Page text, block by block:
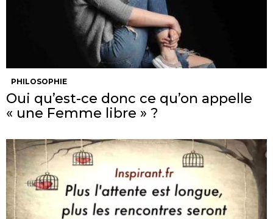
PHILOSOPHIE
Oui qu’est-ce donc ce qu’on appelle
« une Femme libre » ?